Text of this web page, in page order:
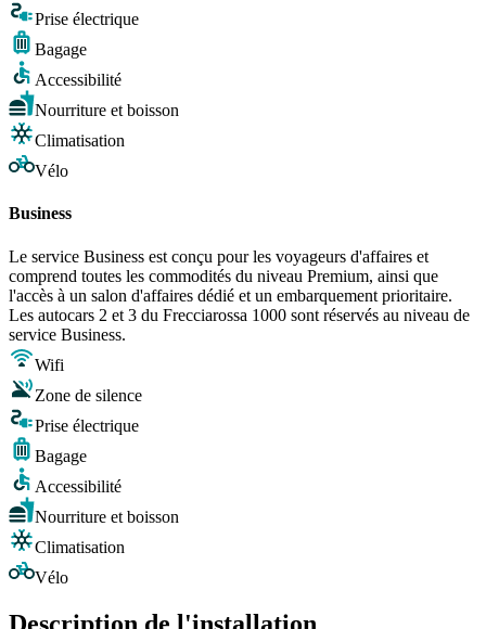
Prise électrique
Bagage
Accessibilité
Nourriture et boisson
Climatisation
Vélo
Business
Le service Business est conçu pour les voyageurs d'affaires et
comprend toutes les commodités du niveau Premium, ainsi que
l'accès à un salon d'affaires dédié et un embarquement prioritaire.
Les autocars 2 et 3 du Frecciarossa 1000 sont réservés au niveau de
service Business.
Wifi
Zone de silence
Prise électrique
Bagage
Accessibilité
Nourriture et boisson
Climatisation
Vélo
Description de l'installation